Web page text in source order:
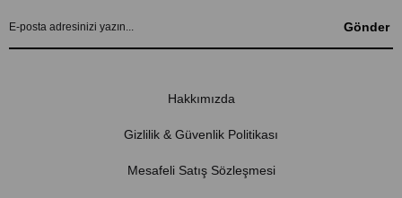
Gönder
Hakkımızda
Gizlilik & Güvenlik Politikası
Mesafeli Satış Sözleşmesi